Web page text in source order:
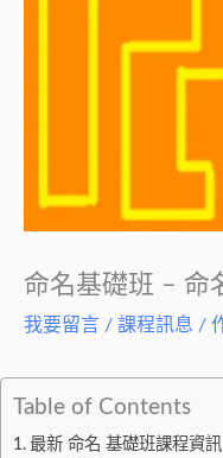
命名基礎班 – 命
我要留言 / 課程訊息 /
Table of Contents
最新 命名 基礎班課程資